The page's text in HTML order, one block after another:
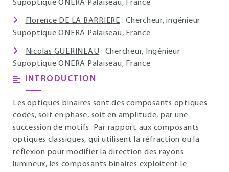
Supoptique ONERA Palaiseau, France
Florence DE LA BARRIERE : Chercheur, ingénieur
Supoptique ONERA Palaiseau, France
Nicolas GUERINEAU : Chercheur, Ingénieur
Supoptique ONERA Palaiseau, France
INTRODUCTION
Les optiques binaires sont des composants optiques
codés, soit en phase, soit en amplitude, par une
succession de motifs. Par rapport aux composants
optiques classiques, qui utilisent la réfraction ou la
réflexion pour modifier la direction des rayons
lumineux, les composants binaires exploitent le